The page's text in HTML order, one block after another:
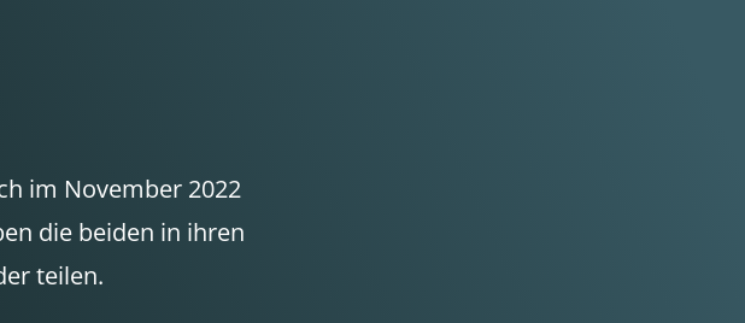
im November 2022
die beiden in ihren
teilen.